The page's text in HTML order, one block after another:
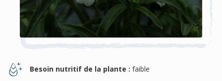
Besoin nutritif de la plante : faible